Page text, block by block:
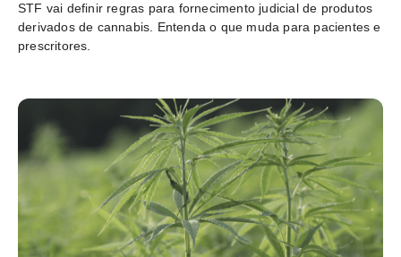
STF vai definir regras para fornecimento judicial de produtos
derivados de cannabis. Entenda o que muda para pacientes e
prescritores.